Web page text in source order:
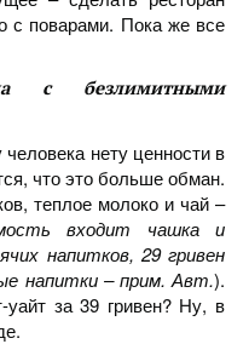
с поварами. Пока же все
с безлимитными
нету ценности в
что это больше обман.
теплое молоко и чай –
входит чашка и
напитков, 29 гривен
напитки – прим. Авт.).
за 39 гривен? Ну, в